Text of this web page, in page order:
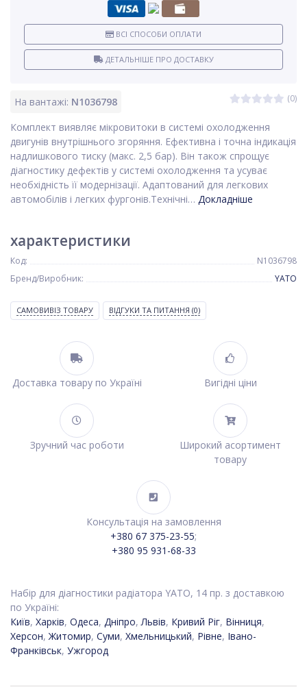
На вантажі: N1036798 (0)
Комплект виявляє мікровитоки в системі охолодження
двигунів внутрішнього згоряння. Ефективна і точна індикація
надлишкового тиску (макс. 2,5 бар). Він також спрощує
діагностику дефектів у системі охолодження та усуває
необхідність її модернізації. Адаптований для легкових
автомобілів і легких фургонів.Технічні… Докладніше
ВСІ СПОСОБИ ОПЛАТИ
ДЕТАЛЬНІШЕ ПРО ДОСТАВКУ
характеристики
Код:
N1036798
Бренд/Виробник:
YATO
САМОВИВІЗ ТОВАРУ ВІДГУКИ ТА ПИТАННЯ (0)
Доставка товару по Україні Вигідні ціни
Зручний час роботи
Широкий асортимент
товару
Консультація на замовлення
+380 67 375-23-55;
+380 95 931-68-33
Набір для діагностики радіатора YATO, 14 пр. з доставкою
по Україні:
Київ, Харків, Одеса, Дніпро,Львів, Кривий Ріг, Вінниця,
Херсон,Житомир, Суми, Хмельницький, Рівне, Івано-
Франківськ, Ужгород